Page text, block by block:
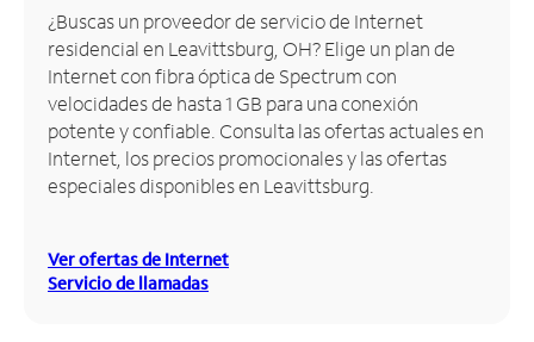
Inglés
Administrar
cuenta
Encuentra
una
tienda
¿Buscas un proveedor de servicio de Internet
residencial en Leavittsburg, OH? Elige un plan de
Internet con fibra óptica de Spectrum con
velocidades de hasta 1 GB para una conexión
potente y confiable. Consulta las ofertas actuales en
Internet, los precios promocionales y las ofertas
especiales disponibles en Leavittsburg.
Ver ofertas de Internet
Servicio de llamadas